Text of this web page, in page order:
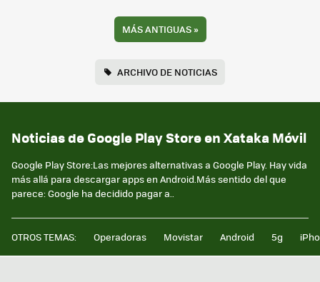
MÁS ANTIGUAS»
ARCHIVO DE NOTICIAS
Noticias de Google Play Store en Xataka Móvil
Google Play Store:Las mejores alternativas a Google Play. Hay vida
más allá para descargar apps en Android.Más sentido del que
parece: Google ha decidido pagar a..
OTROS TEMAS: Operadoras Movistar Android 5g